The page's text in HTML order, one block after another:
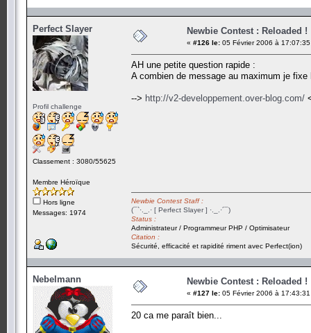
Perfect Slayer
Profil challenge
Classement : 3080/55625
Membre Héroïque
Hors ligne
Messages: 1974
Newbie Contest : Reloaded !
« #126 le: 05 Février 2006 à
AH une petite question rapide :
A combien de message au maximum je
--> http://v2-developpement.over-blog.com/
Newbie Contest Staff :
(¯`·._.· [ Perfect Slayer ] ·._.·´¯)
Status :
Administrateur / Programmeur PHP / Optimisateur
Citation :
Sécurité, efficacité et rapidité riment avec Perfect(ion)
Nebelmann Newbie Contest : Reloaded !
« #127 le: 05 Février 2006 à
20 ca me paraît bien...